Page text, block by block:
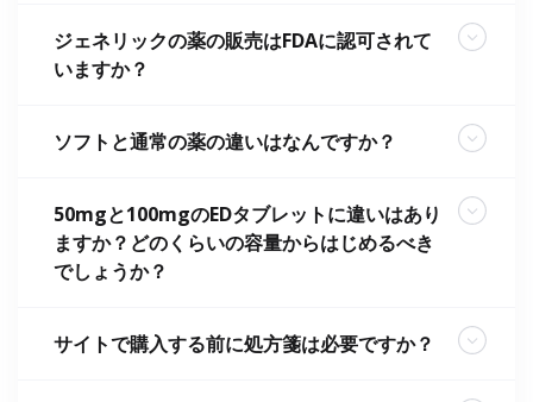
ジェネリックの薬の販売はFDAに認可されて
いますか？
ソフトと通常の薬の違いはなんですか？
50mgと100mgのEDタブレットに違いはあり
ますか？どのくらいの容量からはじめるべき
でしょうか？
サイトで購入する前に処方箋は必要ですか？